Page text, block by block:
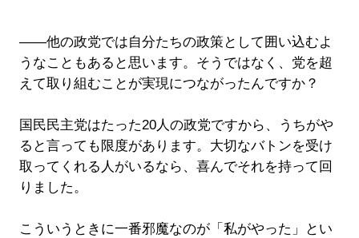
――他の政党では自分たちの政策として囲い込むよ
うなこともあると思います。そうではなく、党を超
えて取り組むことが実現につながったんですか？
国民民主党はたった20人の政党ですから、うちがや
ると言っても限度があります。大切なバトンを受け
取ってくれる人がいるなら、喜んでそれを持って回
りました。
こういうときに一番邪魔なのが「私がやった」とい